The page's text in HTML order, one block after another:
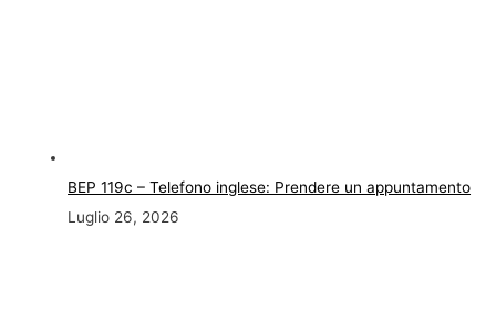
BEP 119c – Telefono inglese: Prendere un appuntamento
Luglio 26, 2026